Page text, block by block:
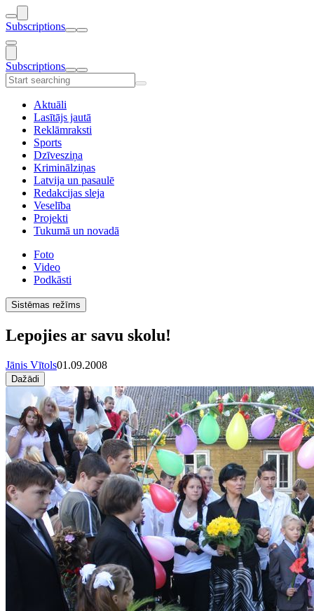
Subscriptions
Subscriptions
Aktuāli
Lasītājs jautā
Reklāmraksti
Sports
Dzīvesziņa
Kriminālziņas
Latvija un pasaulē
Redakcijas sleja
Veselība
Projekti
Tukumā un novadā
Foto
Video
Podkāsti
Sistēmas režīms
Lepojies ar savu skolu!
Jānis Vītols01.09.2008
Dažādi